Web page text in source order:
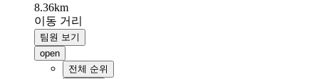
8.36km
이동 거리
팀원 보기
open
전체 순위